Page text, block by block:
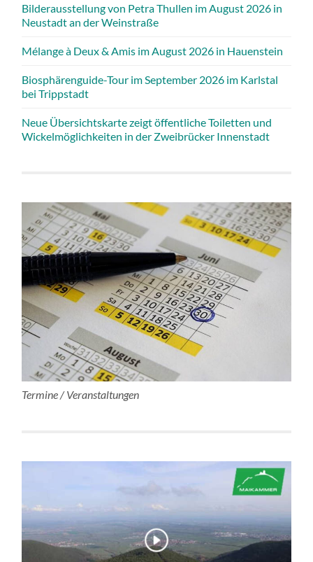
Bilderausstellung von Petra Thullen im August 2026 in
Neustadt an der Weinstraße
Mélange à Deux & Amis im August 2026 in Hauenstein
Biosphärenguide-Tour im September 2026 im Karlstal
bei Trippstadt
Neue Übersichtskarte zeigt öffentliche Toiletten und
Wickelmöglichkeiten in der Zweibrücker Innenstadt
Termine / Veranstaltungen